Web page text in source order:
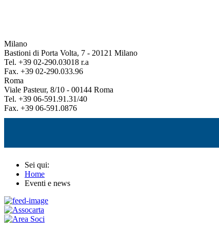
Milano
Bastioni di Porta Volta, 7 - 20121 Milano
Tel. +39 02-290.03018 r.a
Fax. +39 02-290.033.96
Roma
Viale Pasteur, 8/10 - 00144 Roma
Tel. +39 06-591.91.31/40
Fax. +39 06-591.0876
Sei qui:
Home
Eventi e news